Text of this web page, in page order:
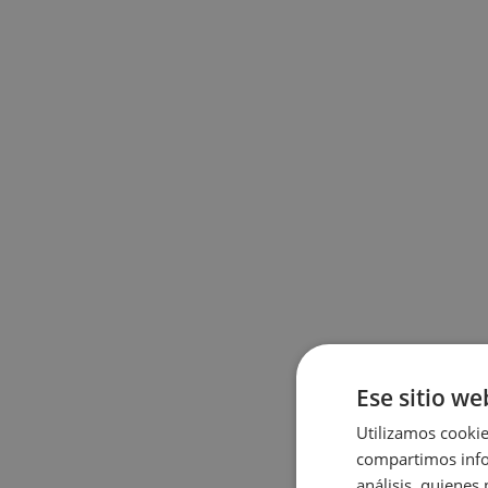
Ese sitio
Utilizamos
compartimos